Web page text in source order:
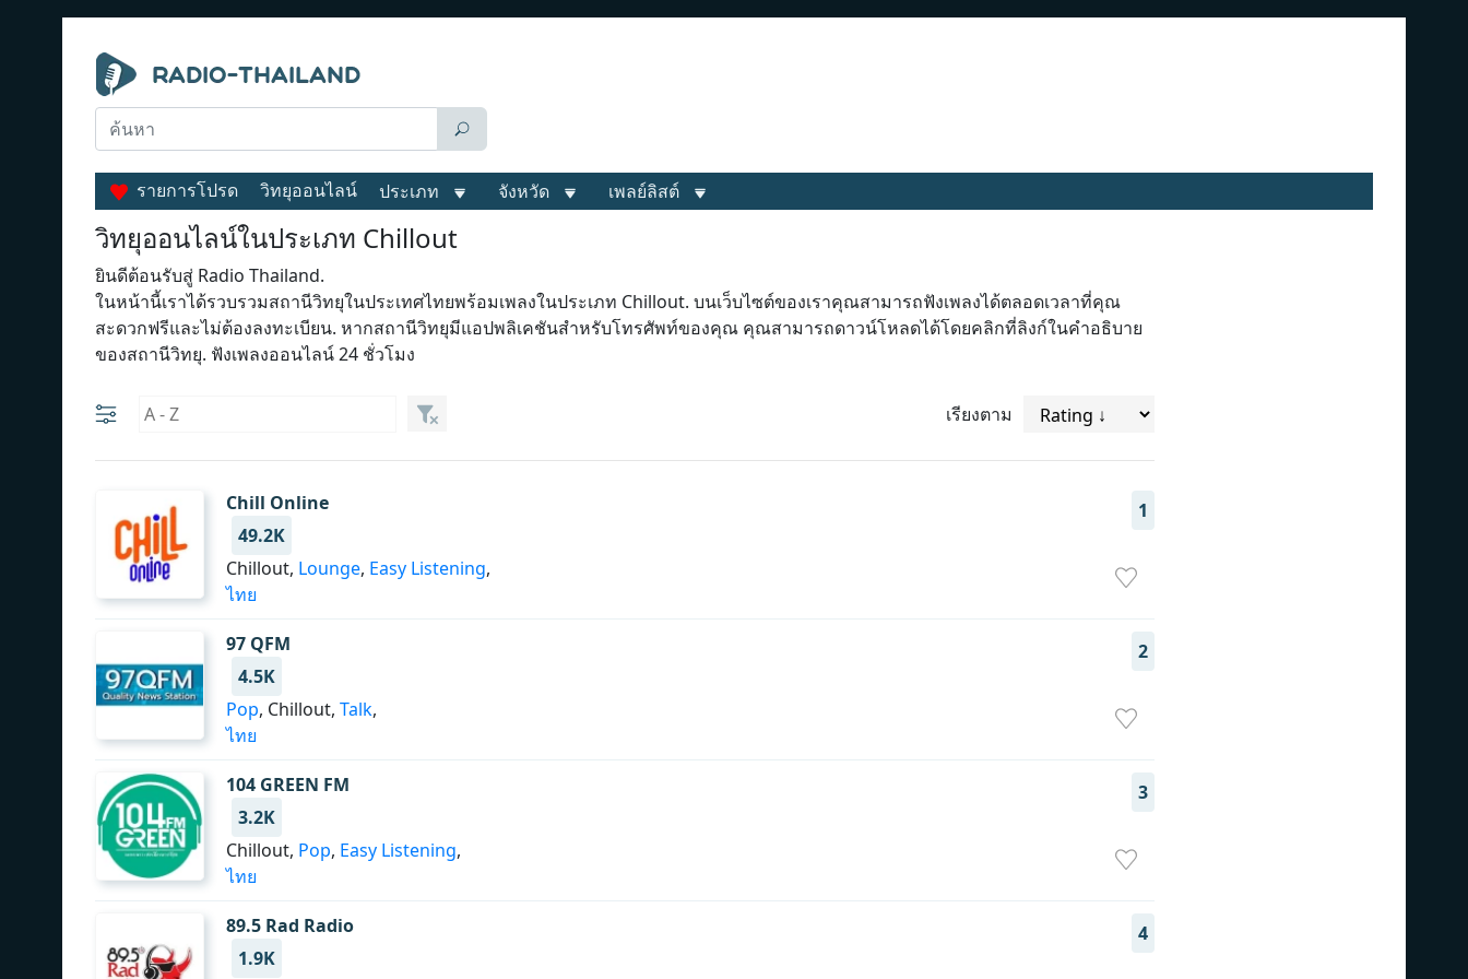
รายการโปรด วิทยุออนไลน์ ประเภท จังหวัด เพลย์ลิสต์
วิทยุออนไลน์ในประเภท Chillout
ยินดีต้อนรับสู่ Radio Thailand.
ในหน้านี้เราได้รวบรวมสถานีวิทยุในประเทศไทยพร้อมเพลงในประเภท Chillout. บนเว็บไซต์ของเราคุณสามารถฟังเพลงได้ตลอดเวลาที่คุณ
สะดวกฟรีและไม่ต้องลงทะเบียน. หากสถานีวิทยุมีแอปพลิเคชันสำหรับโทรศัพท์ของคุณ คุณสามารถดาวน์โหลดได้โดยคลิกที่ลิงก์ในคำอธิบาย
ของสถานีวิทยุ. ฟังเพลงออนไลน์ 24 ชั่วโมง
เรียงตาม
Chill Online
1
49.2K
Chillout, Lounge, Easy Listening,
ไทย
97 QFM
2
4.5K
Pop, Chillout, Talk,
ไทย
104 GREEN FM
3
3.2K
Chillout, Pop, Easy Listening,
ไทย
89.5 Rad Radio
4
1.9K